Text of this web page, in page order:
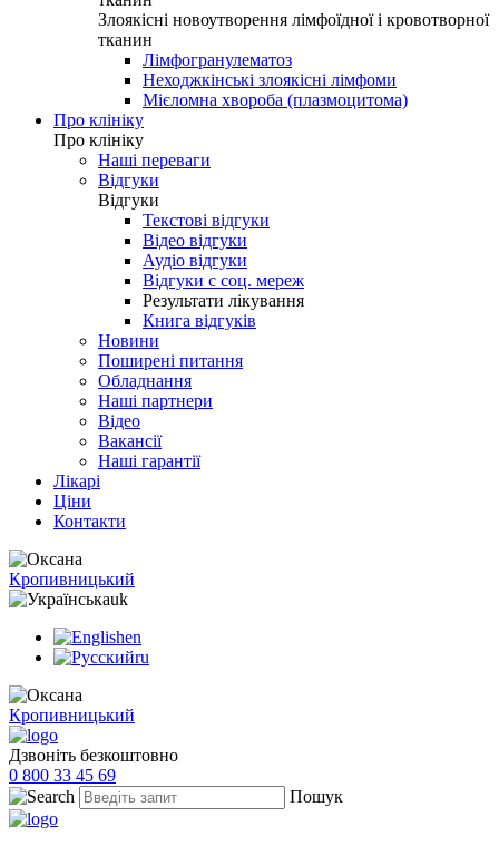
Злоякісні новоутворення лімфоїдної і кровотворної
тканин
Лімфогранулематоз
Неходжкінські злоякісні лімфоми
Мієломна хвороба (плазмоцитома)
Про клініку
Про клініку
Наші переваги
Відгуки
Відгуки
Текстові відгуки
Відео відгуки
Аудіо відгуки
Відгуки с соц. мереж
Результати лікування
Книга відгуків
Новини
Поширені питання
Обладнання
Наші партнери
Відео
Вакансії
Наші гарантії
Лікарі
Ціни
Контакти
Кропивницький
uk
en
ru
Кропивницький
Дзвоніть безкоштовно
0 800 33 45 69
Пошук